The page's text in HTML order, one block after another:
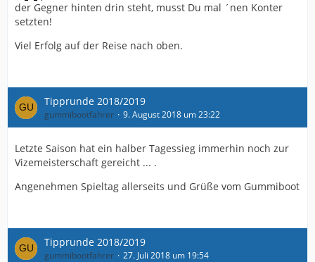
der Gegner hinten drin steht, musst Du mal ´nen Konter
setzten!
Viel Erfolg auf der Reise nach oben.
Tipprunde 2018/2019
gummibootfahrer 9. August 2018 um 23:22
Letzte Saison hat ein halber Tagessieg immerhin noch zur
Vizemeisterschaft gereicht ... .
Angenehmen Spieltag allerseits und Grüße vom Gummiboot
Tipprunde 2018/2019
gummibootfahrer 27. Juli 2018 um 19:54